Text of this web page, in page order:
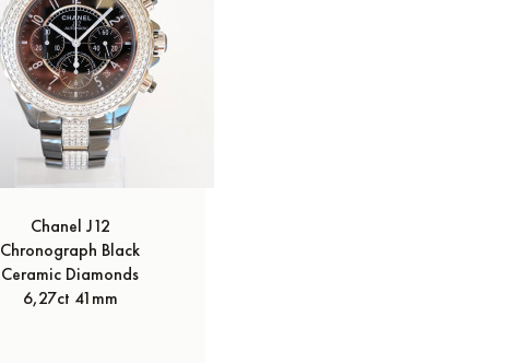
Chanel J12
Chronograph Black
Ceramic Diamonds
6,27ct 41mm